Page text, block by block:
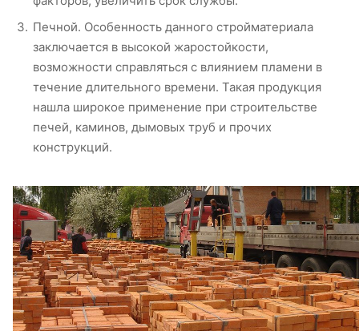
Печной. Особенность данного стройматериала
заключается в высокой жаростойкости,
возможности справляться с влиянием пламени в
течение длительного времени. Такая продукция
нашла широкое применение при строительстве
печей, каминов, дымовых труб и прочих
конструкций.